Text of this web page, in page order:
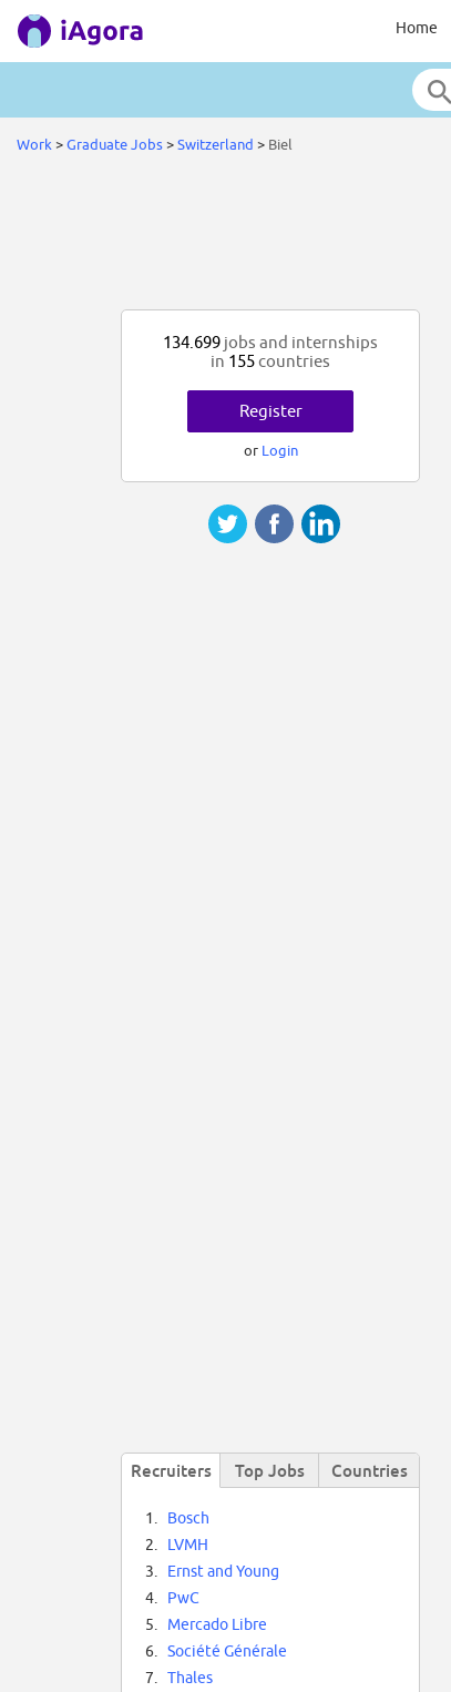
Home
Work >Graduate Jobs>Switzerland > Biel
134.699 jobs and internships
in 155countries
Register
or Login
Recruiters Top Jobs Countries
1.
Bosch
2.
LVMH
3.
Ernst and Young
4.
PwC
5.
Mercado Libre
6.
Société Générale
7.
Thales